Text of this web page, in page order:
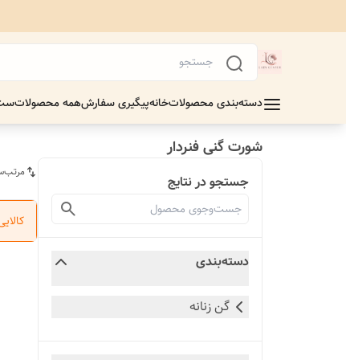
دسته‌بندی محصولاتخانهپیگیری سفارشهمه محصولات
شورت گنی فنردار
جستجو در نتایج
دسته‌بندی
گن زنانه